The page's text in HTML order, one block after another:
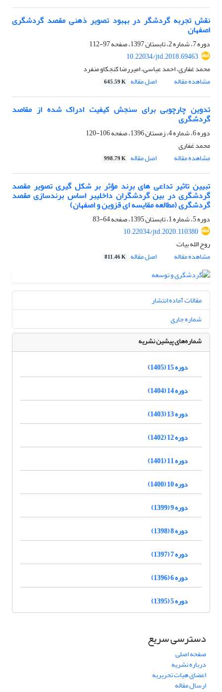
نقش تجربه گردشگر در بهبود تصویر ذهنی مقصد گردشگری
اصفهان
دوره 7، شماره 2، تابستان 1397، صفحه
97-112
10.22034/jtd.2018.69463
محمد غفاری، احمد عباسی، امیررضا کنجکاو منفرد
مشاهده مقاله
اصل مقاله 645.59 K
تدوین چارچوبی برای سنجش کیفیت ادراک شده از مقاصد
گردشگری
دوره 6، شماره 4، زمستان 1396، صفحه
106-120
محمد غفاری
مشاهده مقاله
اصل مقاله 998.79 K
تبیین تاثیر تداعی های برند مؤثر بر شکل گیری تصویر مقصد
گردشگری در بین گردشگران داخلیبر اساس برندسازی مقصد
گردشگری (مطالعه مقایسه ای قزوین و اصفهان)
دوره 5، شماره 1، تابستان 1395، صفحه
64-83
10.22034/jtd.2020.110380
روح الله بیات
مشاهده مقاله
اصل مقاله 811.46 K
مقالات آماده انتشار
شماره جاری
شماره‌های پیشین نشریه
دوره 15 (1405)
دوره 14 (1404)
دوره 13 (1403)
دوره 12 (1402)
دوره 11 (1401)
دوره 10 (1400)
دوره 9 (1399)
دوره 8 (1398)
دوره 7 (1397)
دوره 6 (1396)
دوره 5 (1395)
دسترسی سریع
صفحه اصلی
درباره نشریه
اعضای هیات تحریریه
ارسال مقاله